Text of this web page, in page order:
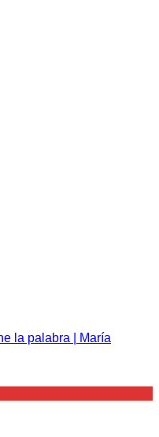
la palabra | María